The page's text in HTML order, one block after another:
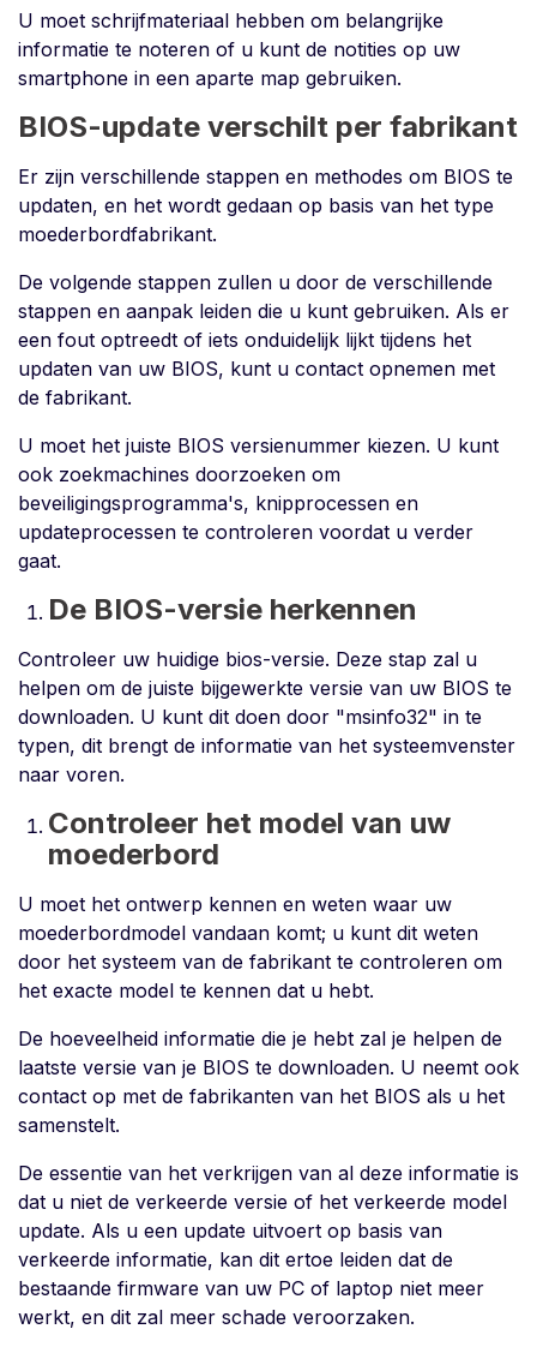
U moet schrijfmateriaal hebben om belangrijke
informatie te noteren of u kunt de notities op uw
smartphone in een aparte map gebruiken.
BIOS-update verschilt per fabrikant
Er zijn verschillende stappen en methodes om BIOS te
updaten, en het wordt gedaan op basis van het type
moederbordfabrikant.
De volgende stappen zullen u door de verschillende
stappen en aanpak leiden die u kunt gebruiken. Als er
een fout optreedt of iets onduidelijk lijkt tijdens het
updaten van uw BIOS, kunt u contact opnemen met
de fabrikant.
U moet het juiste BIOS versienummer kiezen. U kunt
ook zoekmachines doorzoeken om
beveiligingsprogramma's, knipprocessen en
updateprocessen te controleren voordat u verder
gaat.
De BIOS-versie herkennen
Controleer uw huidige bios-versie. Deze stap zal u
helpen om de juiste bijgewerkte versie van uw BIOS te
downloaden. U kunt dit doen door "msinfo32" in te
typen, dit brengt de informatie van het systeemvenster
naar voren.
Controleer het model van uw
moederbord
U moet het ontwerp kennen en weten waar uw
moederbordmodel vandaan komt; u kunt dit weten
door het systeem van de fabrikant te controleren om
het exacte model te kennen dat u hebt.
De hoeveelheid informatie die je hebt zal je helpen de
laatste versie van je BIOS te downloaden. U neemt ook
contact op met de fabrikanten van het BIOS als u het
samenstelt.
De essentie van het verkrijgen van al deze informatie is
dat u niet de verkeerde versie of het verkeerde model
update. Als u een update uitvoert op basis van
verkeerde informatie, kan dit ertoe leiden dat de
bestaande firmware van uw PC of laptop niet meer
werkt, en dit zal meer schade veroorzaken.